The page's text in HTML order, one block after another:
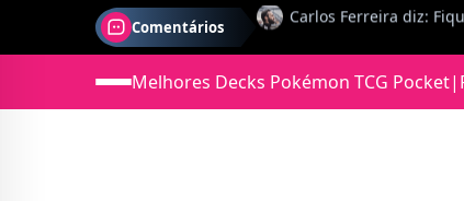
Comentários
Jonas diz: Estou
Melhores Decks Pokémon TCG Pocket|